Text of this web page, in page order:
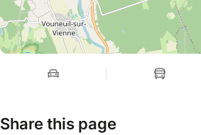
Share this page